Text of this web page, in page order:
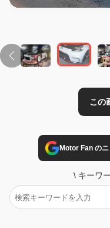
Motor Fan の
\ キーワ